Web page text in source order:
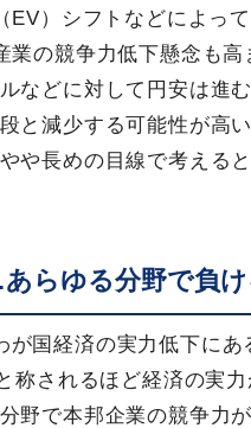
EV）シフトなどによっ
業の競争力低下懸念も
などに対して円安は進
と減少する可能性が高
や長めの目線で考える
らゆる分野で負
が国経済の実力低下に
称されるほど経済の実
野で本邦企業の競争力